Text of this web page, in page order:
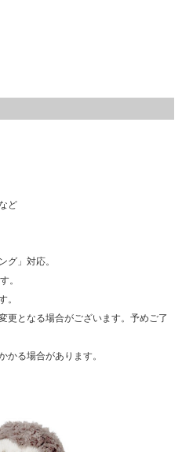
ど
グ」対応。
。
。
となる場合がございます。予めご了
る場合があります。